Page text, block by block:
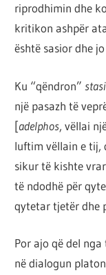
riprodhimin dhe
kritikon ashpër
është sasior dhe
Ku “qëndron”
një pasazh të
[adelphos, vëllai
luftim vëllain e tij,
sikur të kishte
të ndodhë për
qytetar tjetër dhe
Por ajo që del
në dialogun